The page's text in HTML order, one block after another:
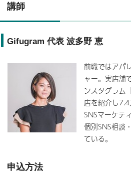
講師
Gifugram 代表 波多野 恵
前職ではアパ
ャー。実店舗
ンスタグラム
店を紹介し7.4
SNSマーケテ
個別SNS相談
ている。
申込方法